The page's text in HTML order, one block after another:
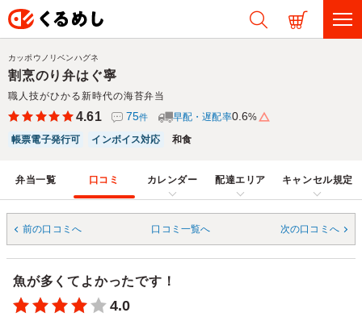
割烹のり弁はぐ寧
職人技がひかる新時代の海苔弁当
カッポウノリベンハグネ
4.61 75件 早配・遅配率0.6%
帳票電子発行可
インボイス対応 和食
弁当一覧 口コミ カレンダー 配達エリア キャンセル規定
前の口コミへ 口コミ一覧へ 次の口コミへ
魚が多くてよかったです！
4.0